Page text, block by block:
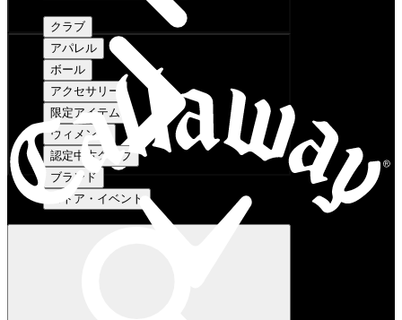
クラブ
アパレル
ボール
アクセサリー
限定アイテム
ウィメンズ
認定中古クラブ
ブランド
ストア・イベント